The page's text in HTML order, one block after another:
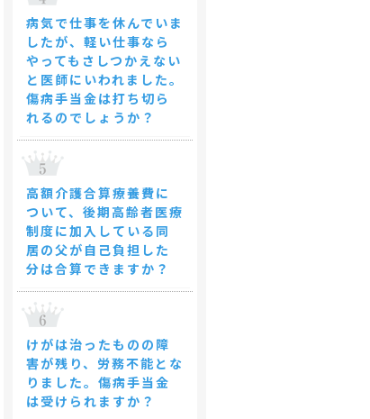
病気で仕事を休んでいま
したが、軽い仕事なら
やってもさしつかえない
と医師にいわれました。
傷病手当金は打ち切ら
れるのでしょうか？
高額介護合算療養費に
ついて、後期高齢者医療
制度に加入している同
居の父が自己負担した
分は合算できますか？
けがは治ったものの障
害が残り、労務不能とな
りました。傷病手当金
は受けられますか？